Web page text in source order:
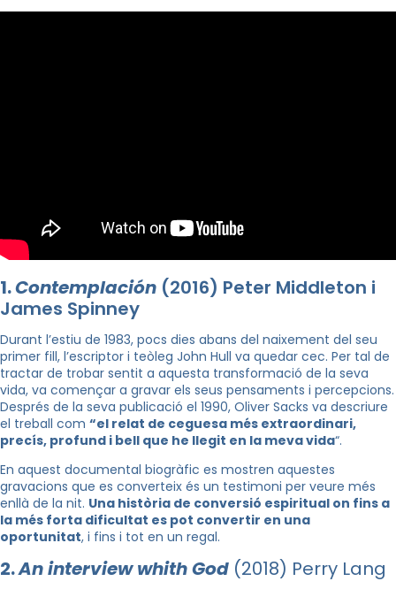
1.Contemplación (2016) Peter Middleton i
James Spinney
Durant l’estiu de 1983, pocs dies abans del naixement del seu
primer fill, l’escriptor i teòleg John Hull va quedar cec. Per tal de
tractar de trobar sentit a aquesta transformació de la seva
vida, va començar a gravar els seus pensaments i percepcions.
Després de la seva publicació el 1990, Oliver Sacks va descriure
el treball com “el relat de ceguesa més extraordinari,
precís, profund i bell que he llegit en la meva vida“.
En aquest documental biogràfic es mostren aquestes
gravacions que es converteix és un testimoni per veure més
enllà de la nit. Una història de conversió espiritual on fins a
la més forta dificultat es pot convertir en una
oportunitat, i fins i tot en un regal.
2.An interview whith God (2018) Perry Lang